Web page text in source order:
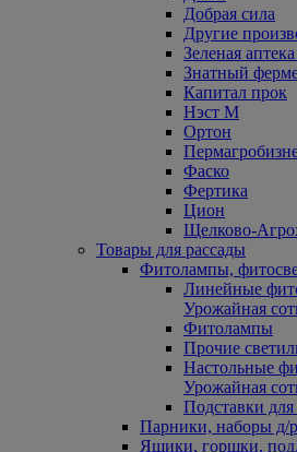
Добрая сила
Другие
Зеленая
Знатный
Капитал прок
Нэст М
Ортон
Фаско
Фертика
Цион
Щелково-
Товары для рассады
Фитолампы,
Линейные
Урожайная
Фитолампы
Прочие
Настольные
Урожайная
Подставки
Парники, наборы д/
Ящики, горшки,